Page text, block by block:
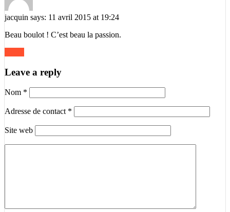
jacquin says: 11 avril 2015 at 19:24
Beau boulot ! C’est beau la passion.
Leave a reply
Nom *
Adresse de contact *
Site web